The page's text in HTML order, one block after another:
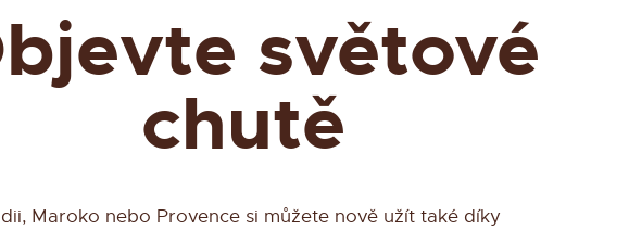
světové
chutě
Maroko nebo Provence si můžete nově užít také díky